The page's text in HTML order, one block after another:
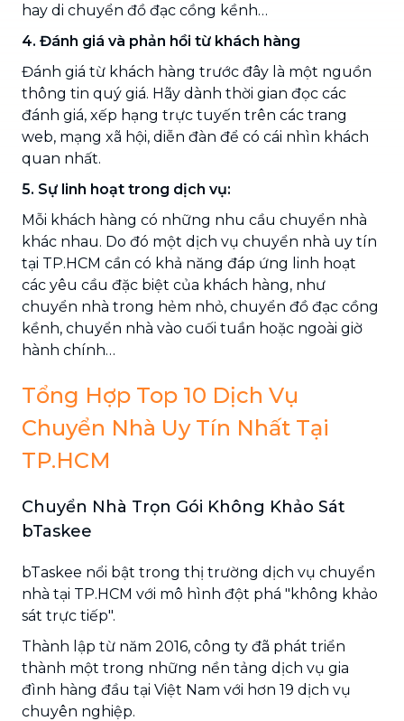
hay di chuyển đồ đạc cồng kềnh…
4. Đánh giá và phản hồi từ khách hàng
Đánh giá từ khách hàng trước đây là một nguồn
thông tin quý giá. Hãy dành thời gian đọc các
đánh giá, xếp hạng trực tuyến trên các trang
web, mạng xã hội, diễn đàn để có cái nhìn khách
quan nhất.
5. Sự linh hoạt trong dịch vụ:
Mỗi khách hàng có những nhu cầu chuyển nhà
khác nhau. Do đó một dịch vụ chuyển nhà uy tín
tại TP.HCM cần có khả năng đáp ứng linh hoạt
các yêu cầu đặc biệt của khách hàng, như
chuyển nhà trong hẻm nhỏ, chuyển đồ đạc cồng
kềnh, chuyển nhà vào cuối tuần hoặc ngoài giờ
hành chính…
Tổng Hợp Top 10 Dịch Vụ
Chuyển Nhà Uy Tín Nhất Tại
TP.HCM
Chuyển Nhà Trọn Gói Không Khảo Sát
bTaskee
bTaskee nổi bật trong thị trường dịch vụ chuyển
nhà tại TP.HCM với mô hình đột phá "không khảo
sát trực tiếp".
Thành lập từ năm 2016, công ty đã phát triển
thành một trong những nền tảng dịch vụ gia
đình hàng đầu tại Việt Nam với hơn 19 dịch vụ
chuyên nghiệp.